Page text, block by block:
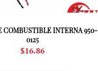
COMBUSTIBLE INTERNA 950-
0125
$16.86